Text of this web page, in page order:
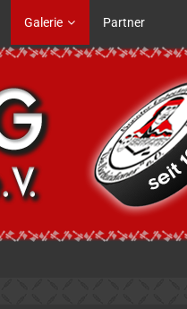
Galerie Partner